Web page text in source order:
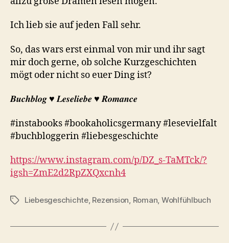
Ich lieb sie auf jeden Fall sehr.
So, das wars erst einmal von mir und ihr sagt
mir doch gerne, ob solche Kurzgeschichten
mögt oder nicht so euer Ding ist?
𝑩𝒖𝒄𝒉𝒃𝒍𝒐𝒈 ♥︎ 𝑳𝒆𝒔𝒆𝒍𝒊𝒆𝒃𝒆 ♥︎ 𝑹𝒐𝒎𝒂𝒏𝒄𝒆
#instabooks #bookaholicsgermany #lesevielfalt
#buchbloggerin #liebesgeschichte
https://www.instagram.com/p/DZ_s-TaMTck/?
igsh=ZmE2d2RpZXQxcnh4
Schlagwörter
Liebesgeschichte, Rezension, Roman, Wohlfühlbuch